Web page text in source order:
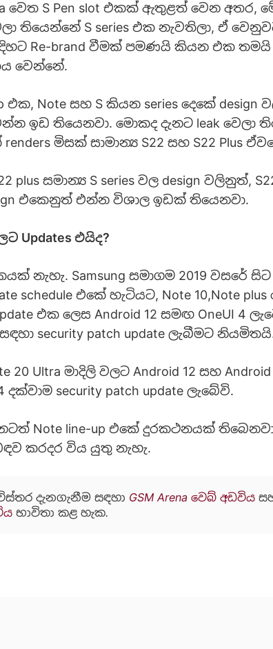
වෙත S Pen slot එකක් ඇතුළත් වෙන අතර,
තියෙන්නේ S series එක නැවතිලා, ඒ
විදිහට Re-brand වීමක් පමණයි කියන එක
වෙන්නේ.
එක, Note සහ S කියන series දෙකේ design
ඉඩ තියෙනවා. මොකද දැනට leak වෙලා
renders මිසක් සාමාන්‍ය S22 සහ S22 Plus
plus සමාන්‍ය S series වල design වලිනුත්,
එකෙනුත් එන්න විශාල ඉඩක් තියෙනවා.
Updates එයිද?
නැහැ. Samsung සමාගම 2019 වසරේ
schedule එකේ හැටියට, Note 10,Note
එක ලෙස Android 12 සමඟ OneUI 4
security patch update ලැබීමට
20 Ultra මාදිලි වලට Android 12 සහ
security patch update ලැබේවි.
Note line-up එකේ දුරකථනයක්
කරදර විය යුතු නැහැ.
දැනගැනීම සඳහා GSM Arena වෙබ් අඩවිය
භාවිතා කළ හැක.